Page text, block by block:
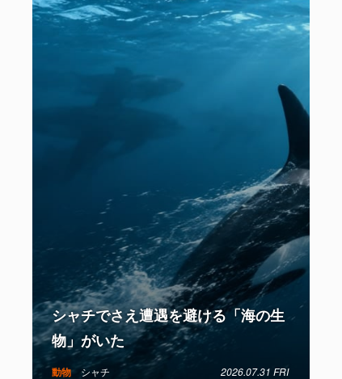
動物 シャチ 2026.07.31 FRI
シャチでさえ遭遇を避ける「海の生
物」がいた